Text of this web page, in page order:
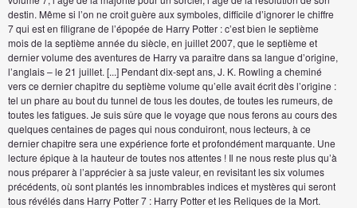
destin. Même si l’on ne croit guère aux symboles, difficile d’ignorer le chiffre
7 qui est en filigrane de l’épopée de Harry Potter : c’est bien le septième
mois de la septième année du siècle, en juillet 2007, que le septième et
dernier volume des aventures de Harry va paraître dans sa langue d’origine,
l’anglais – le 21 juillet. [...] Pendant dix-sept ans, J. K. Rowling a cheminé
vers ce dernier chapitre du septième volume qu’elle avait écrit dès l’origine :
tel un phare au bout du tunnel de tous les doutes, de toutes les rumeurs, de
toutes les fatigues. Je suis sûre que le voyage que nous ferons au cours des
quelques centaines de pages qui nous conduiront, nous lecteurs, à ce
dernier chapitre sera une expérience forte et profondément marquante. Une
lecture épique à la hauteur de toutes nos attentes ! Il ne nous reste plus qu’à
nous préparer à l’apprécier à sa juste valeur, en revisitant les six volumes
précédents, où sont plantés les innombrables indices et mystères qui seront
tous révélés dans Harry Potter 7 : Harry Potter et les Reliques de la Mort.